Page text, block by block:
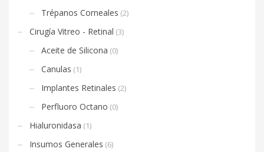
Trépanos Corneales (2)
Cirugía Vitreo - Retinal (3)
Aceite de Silicona (0)
Canulas (1)
Implantes Retinales (2)
Perfluoro Octano (0)
Hialuronidasa (1)
Insumos Generales (6)